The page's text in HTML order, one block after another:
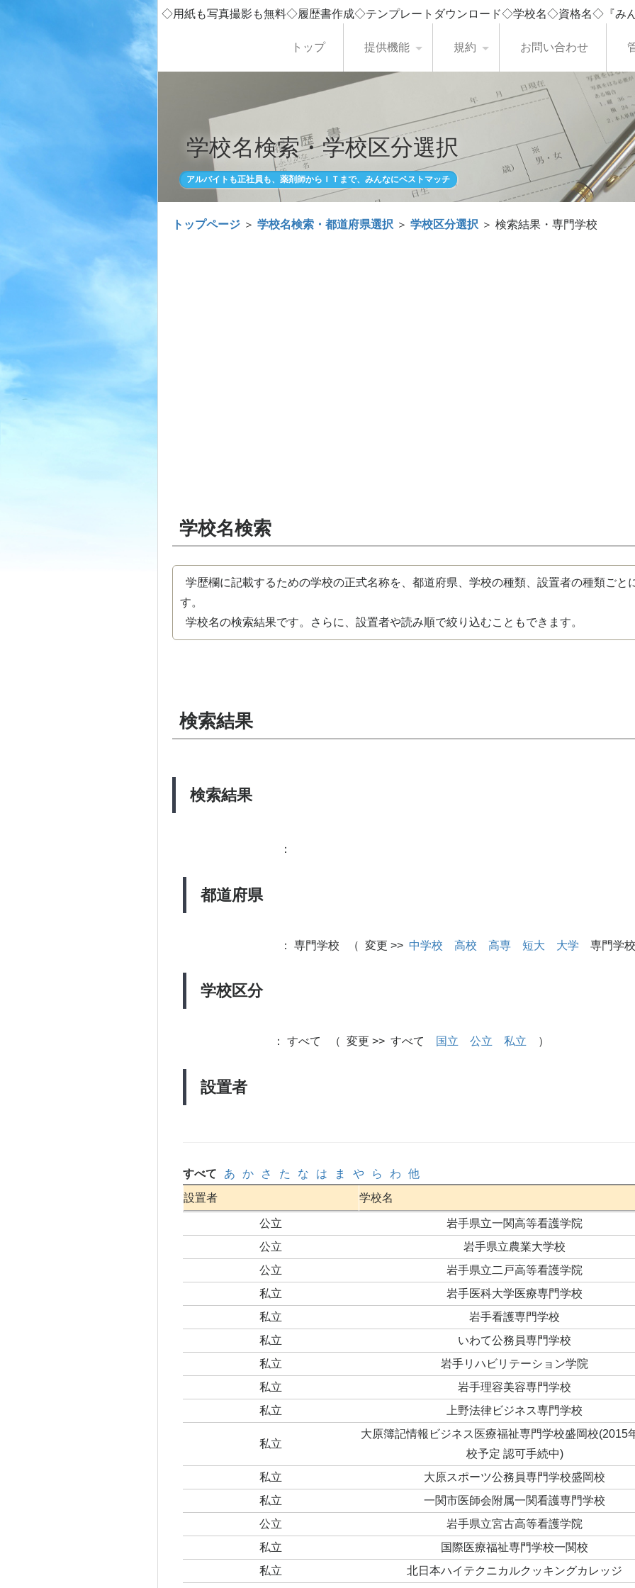
◇用紙も写真撮影も無料◇履歴書作成◇テンプレートダウンロード◇学校名◇資格名◇『み
トップ 提供機能 規約 お問い合わせ
学校名検索・学校区分選択
アルバイトも正社員も、薬剤師からＩＴまで、みんなにベストマッチ
トップページ ＞ 学校名検索・都道府県選択 ＞ 学校区分選択 ＞ 検索結果・専門学校
学校名検索
学歴欄に記載するための学校の正式名称を、都道府県、学校の種類、設置者の種類ごと
す。
学校名の検索結果です。さらに、設置者や読み順で絞り込むこともできます。
検索結果
検索結果
都道府県
：
学校区分
： 専門学校 （ 変更 >> 中学校 高校 高専 短大 大学 専門学
設置者
： すべて （ 変更 >> すべて 国立 公立 私立 ）
すべて あ か さ た な は ま や ら わ
他
設置者
学校名
公立
岩手県立一関高等看護学院
公立
岩手県立農業大学校
公立
岩手県立二戸高等看護学院
私立
岩手医科大学医療専門学校
私立
岩手看護専門学校
私立
いわて公務員専門学校
私立
岩手リハビリテーション学院
私立
岩手理容美容専門学校
私立
上野法律ビジネス専門学校
私立
大原簿記情報ビジネス医療福祉専門学校盛岡校(2015
校予定 認可手続中)
私立
大原スポーツ公務員専門学校盛岡校
私立
一関市医師会附属一関看護専門学校
公立
岩手県立宮古高等看護学院
私立
国際医療福祉専門学校一関校
私立
北日本ハイテクニカルクッキングカレッジ